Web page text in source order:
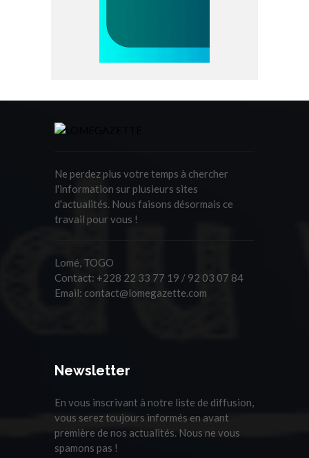
Ne perdez plus votre temps à chercher
l'information sur plusieurs sites
d'actualités. Nous faisons désormais ce
travail pour vous !
Lomé, TOGO
Contact: +228 22 33 77 19 / 92 03 07 84
Email: contact@lomegazette.com
Newsletter
En vous inscrivant à notre liste de diffusion,
vous serez toujours informés en avant
première de nos actualités. Nous ne vous
spamons pas !